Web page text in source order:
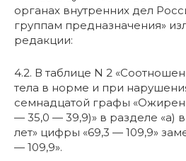
органах внутренних дел
группам предназначения»
редакции:
4.2. В таблице N 2
тела в норме и при
семнадцатой графы
— 35,0 — 39,9)» в разделе «а)
лет» цифры «69,3 — 109,9»
— 109,9».